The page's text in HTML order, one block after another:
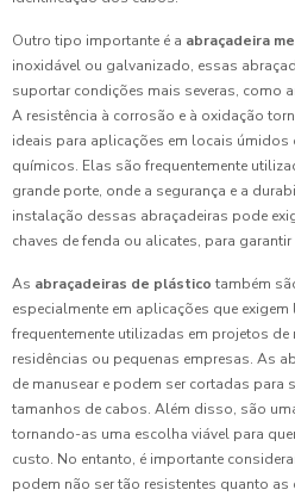
Outro tipo importante é a abraçadeira
inoxidável ou galvanizado, essas
suportar condições mais severas, como
A resistência à corrosão e à oxidação
ideais para aplicações em locais
químicos. Elas são frequentemente
grande porte, onde a segurança e a
instalação dessas abraçadeiras pode
chaves de fenda ou alicates, para
As abraçadeiras de plástico também
especialmente em aplicações que
frequentemente utilizadas em projetos de
residências ou pequenas empresas. As
de manusear e podem ser cortadas para
tamanhos de cabos. Além disso, são
tornando-as uma escolha viável para
custo. No entanto, é importante
podem não ser tão resistentes quanto as